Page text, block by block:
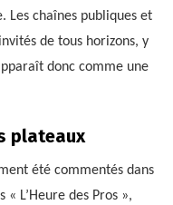
Les chaînes publiques et
de tous horizons, y
donc comme une
plateaux
été commentés dans
« L’Heure des Pros »,